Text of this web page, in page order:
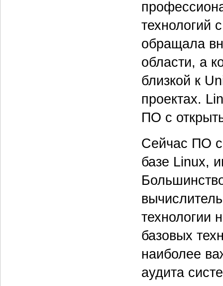
технологий
обращала
области, а
близкой к
проектах.
ПО с
Сейчас ПО
базе Linux,
технологии
базовых
наиболее
аудита